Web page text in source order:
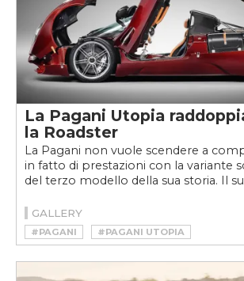
La Pagani Utopia
la Roadster
La Pagani non vuole scendere a
in fatto di prestazioni con la variante
del terzo modello della sua storia. Il
GALLERY
#PAGANI
#PAGANI UTOPIA
#PAGANI UTOPIA ROADSTER